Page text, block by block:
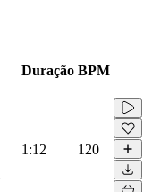
Duração BPM
1:12 120